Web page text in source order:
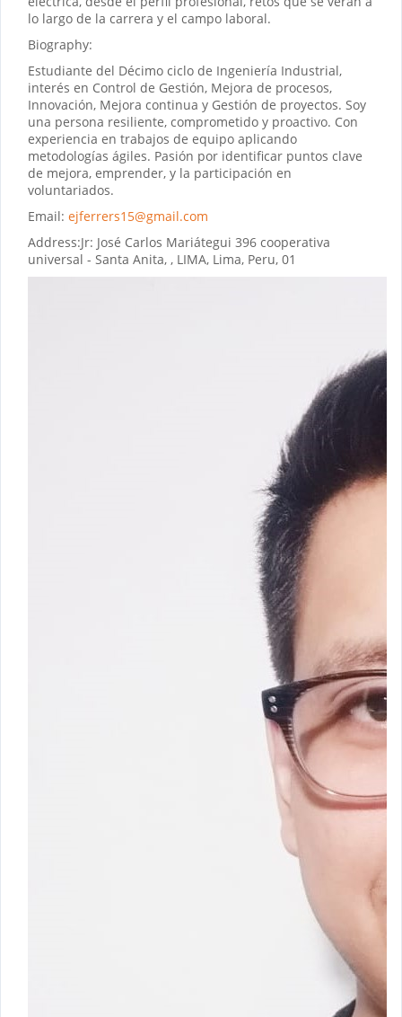
lo largo de la carrera y el campo laboral.
Biography:
Estudiante del Décimo ciclo de Ingeniería Industrial,
interés en Control de Gestión, Mejora de procesos,
Innovación, Mejora continua y Gestión de proyectos. Soy
una persona resiliente, comprometido y proactivo. Con
experiencia en trabajos de equipo aplicando
metodologías ágiles. Pasión por identificar puntos clave
de mejora, emprender, y la participación en
voluntariados.
Email: ejferrers15@gmail.com
Address:Jr: José Carlos Mariátegui 396 cooperativa
universal - Santa Anita, , LIMA, Lima, Peru, 01